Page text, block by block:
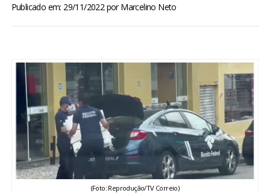
ESPORTES
ENTRETENIMENTO
ENQUETE
TV LPB
Publicado em: 29/11/2022porMarcelino Neto
(Foto: Reprodução/TV Correio)